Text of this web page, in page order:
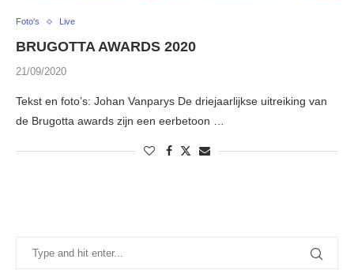
Foto's Live
BRUGOTTA AWARDS 2020
21/09/2020
Tekst en foto’s: Johan Vanparys De driejaarlijkse uitreiking van
de Brugotta awards zijn een eerbetoon …